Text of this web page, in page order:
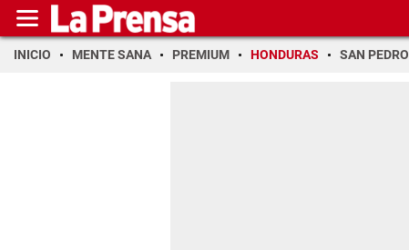
INICIO MENTE SANA PREMIUM HONDURAS SAN PEDRO